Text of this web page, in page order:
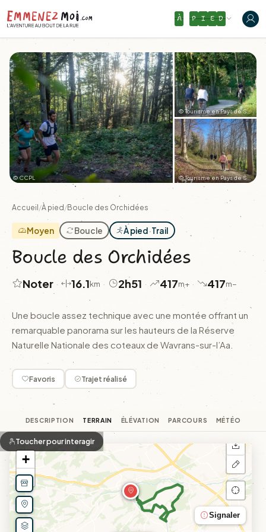
À P I E D
© CCPL
© Tourisme en Pays de Saint-Omer
+27 © Tourisme en Pays de Saint-Omer
Accueil /À pied /Boucle des Orchidées
Moyen Boucle À pied·Trail
Boucle des Orchidées
Noter · 16.1km · 2h51 · 417m+ · 417m−
Une boucle assez technique avec une montée offrant un
remarquable panorama sur les hauteurs de la Réserve
Naturelle Nationale des coteaux de Wavrans-sur-l’Aa.
Favoris Trajet réalisé
DESCRIPTION TERRAIN ÉLÉVATION PARCOURS MÉTÉO
+
−
Signaler
Toucher pour interagir